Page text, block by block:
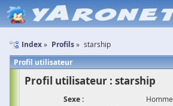
Index Profils starship
Profil utilisateur
Profil utilisateur : starship
Sexe : Homme